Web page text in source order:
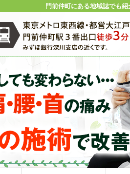
門前仲町にある地域誌でも紹